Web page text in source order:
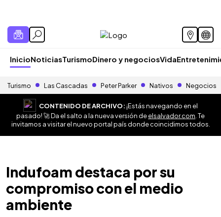
InicioNoticiasTurismoDinero y negociosVida
Turismo Las Cascadas Peter Parker Nativos Negocios
CONTENIDO DE ARCHIVO:¡Estás navegando en el
pasado! 🚀 Da el salto a la nueva versión deelsalvador.com . Te
invitamos a visitar el nuevo portal país donde coincidimos todos.
Indufoam destaca por su
compromiso con el medio
ambiente